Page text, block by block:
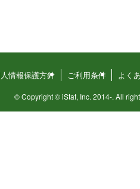
情報保護方針 ご利用条件 よく
©Copyright © iStat, Inc. 2014-. All